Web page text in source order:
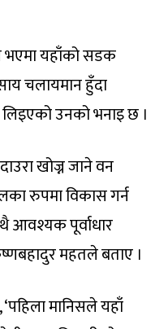
भएमा यहाँको सडक
चलायमान हुँदा
लिइएको उनको भनाइ छ ।
खोज्न जाने वन
रुपमा विकास गर्न
आवश्यक पूर्वाधार
महतले बताए ।
मानिसले यहाँ